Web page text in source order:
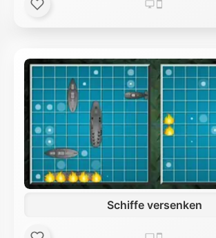
Schiffe versenken